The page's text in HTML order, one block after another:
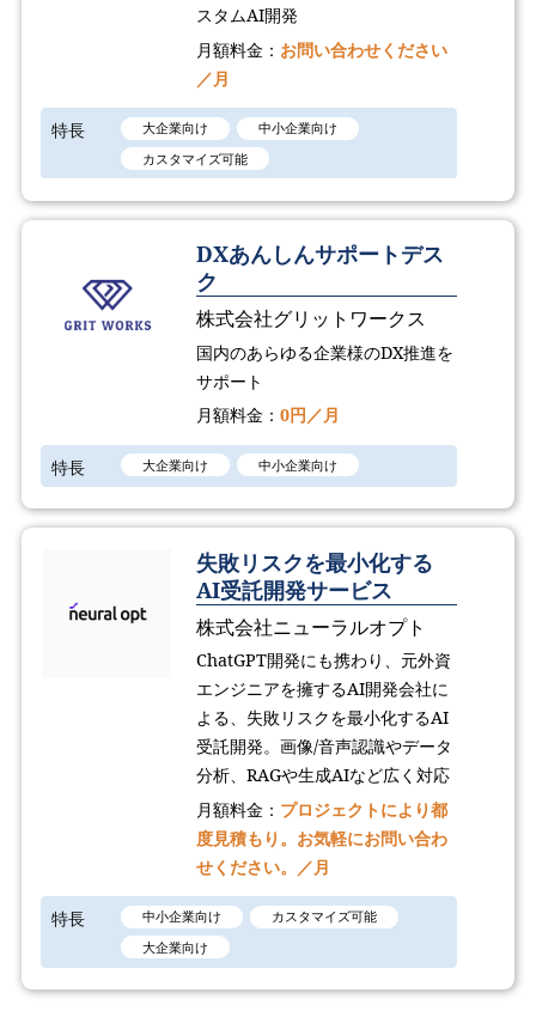
スタムAI開発
月額料金： お問い合わせください
／月
特長 大企業向け
中小企業向け
カスタマイズ可能
DXあんしんサポートデス
ク
株式会社グリットワークス
国内のあらゆる企業様のDX推進を
サポート
月額料金： 0円／月
特長 大企業向け 中小企業向け
失敗リスクを最小化する
AI受託開発サービス
株式会社ニューラルオプト
ChatGPT開発にも携わり、元外資
エンジニアを擁するAI開発会社に
よる、失敗リスクを最小化するAI
受託開発。画像/音声認識やデータ
分析、RAGや生成AIなど広く対応
月額料金： プロジェクトにより都
度見積もり。お気軽にお問い合わ
せください。／月
特長 中小企業向け
カスタマイズ可能
大企業向け